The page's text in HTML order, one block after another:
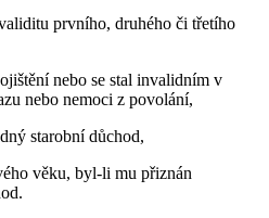
prvního, druhého či třetího
nebo se stal invalidním v
nebo nemoci z povolání,
starobní důchod,
věku, byl-li mu přiznán